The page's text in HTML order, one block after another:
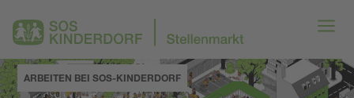
ARBEITEN BEI SOS-KINDERDORF